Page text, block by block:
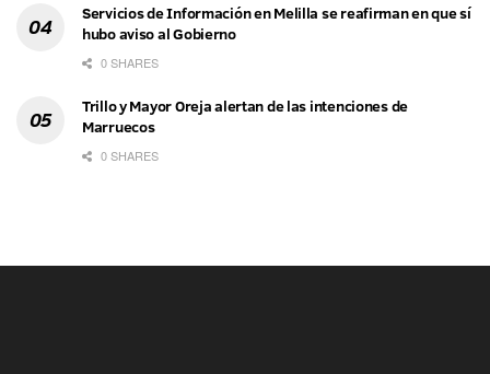
Servicios de Información en Melilla se reafirman en que sí
hubo aviso al Gobierno
0 SHARES
Trillo y Mayor Oreja alertan de las intenciones de
Marruecos
0 SHARES